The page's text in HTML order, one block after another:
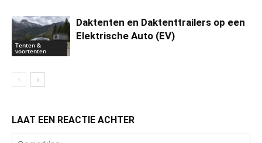
Tenten &
voortenten
Daktenten en Daktenttrailers op een
Elektrische Auto (EV)
LAAT EEN REACTIE ACHTER